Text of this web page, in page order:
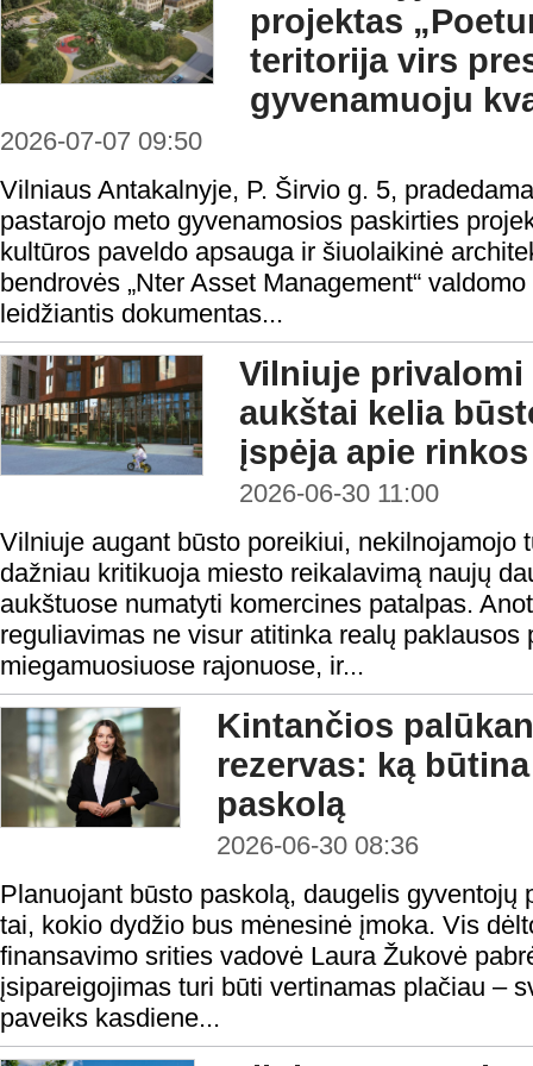
projektas
teritorija virs
gyvenamuoju
2026-07-07 09:50
Vilniaus Antakalnyje, P. Širvio g. 5,
pastarojo meto gyvenamosios paskirties
kultūros paveldo apsauga ir šiuolaikinė
bendrovės „Nter Asset Management“
leidžiantis dokumentas...
Vilniuje
aukštai kelia
įspėja apie
2026-06-30 11:00
Vilniuje augant būsto poreikiui, nekilnojamojo
dažniau kritikuoja miesto reikalavimą naujų
aukštuose numatyti komercines patalpas.
reguliavimas ne visur atitinka realų paklausos
miegamuosiuose rajonuose, ir...
Kintančios
rezervas: ką
paskolą
2026-06-30 08:36
Planuojant būsto paskolą, daugelis gyventojų
tai, kokio dydžio bus mėnesinė įmoka. Vis
finansavimo srities vadovė Laura Žukovė
įsipareigojimas turi būti vertinamas plačiau –
paveiks kasdiene...